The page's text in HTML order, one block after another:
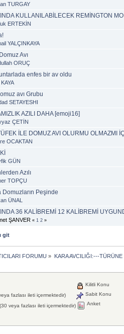
TURGAY
KULLANILABİLECEK REMİNGTON
ERTEKİN
YALÇINKAYA
Avı
ORUÇ
enfes bir av oldu
avı Grubu
SETAYESHI
AZILI DAHA [emoji16]
ÇETİN
İLE DOMUZ AVI OLURMU OLMAZMI
OCAKTAN
GÜN
Azılı
TOPÇU
Domuzların Peşinde
ÜNAL
36 KALİBREMİ 12 KALİBREMİ
ŞANVER « 1 2 »
git
FORUMU » KARA AVCILIĞI:---
fazlası ileti içermektedir)
veya fazlası ileti içermektedir)
Kilitli Konu
Sabit Konu
Anket